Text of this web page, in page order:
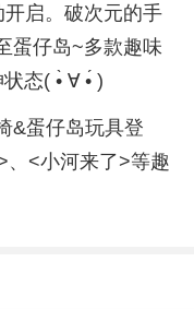
开启。破次元的手
蛋仔岛~多款趣味
态( •̀ ∀ •́ )
&蛋仔岛玩具登
、<小河来了>等趣